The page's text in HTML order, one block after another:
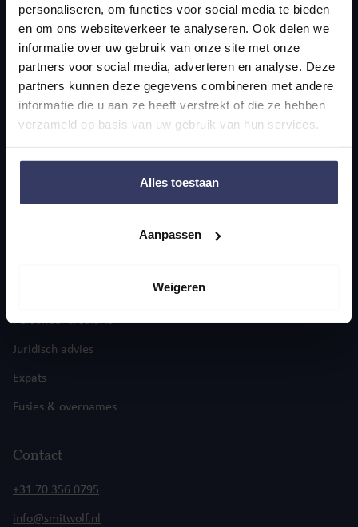
personaliseren, om functies voor social media te bieden
en om ons websiteverkeer te analyseren. Ook delen we
informatie over uw gebruik van onze site met onze
partners voor social media, adverteren en analyse. Deze
partners kunnen deze gegevens combineren met andere
informatie die u aan ze heeft verstrekt of die ze hebben
verzameld op basis van uw gebruik van hun services.
Alles toestaan
Aanpassen
Weigeren
Navigatie
Home
Actualiteiten
Personeel & salaris
Juridisch advies
Expats
Fusies & overnames
Contact
+31 70 356 0795
info@smitwolf.nl